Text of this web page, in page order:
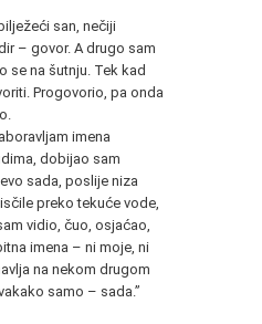
san, nečiji
– govor. A drugo sam
se na šutnju. Tek kad
Progovorio, pa onda
imena
dobijao sam
sada, poslije niza
preko tekuće vode,
vidio, čuo, osjaćao,
imena – ni moje, ni
na nekom drugom
samo – sada.”